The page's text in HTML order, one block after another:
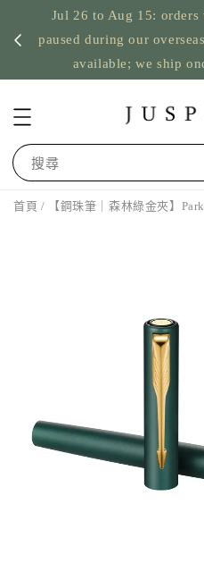
Jul 26 to Aug 15: orders
paused during our
available; we ship
搜尋
首頁 / 【鋼珠筆｜森林綠金夾】